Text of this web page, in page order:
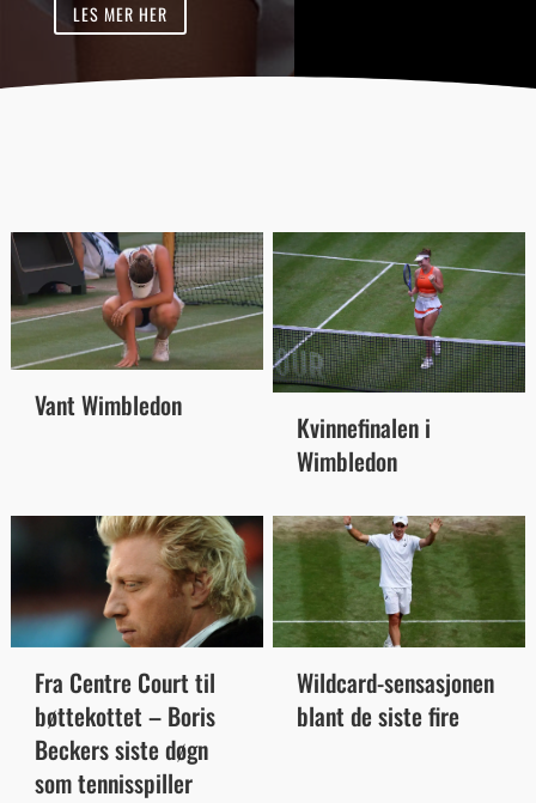
LES MER HER
Vant Wimbledon
Kvinnefinalen i
Wimbledon
Fra Centre Court til
bøttekottet – Boris
Beckers siste døgn
som tennisspiller
Wildcard-sensasjonen
blant de siste fire